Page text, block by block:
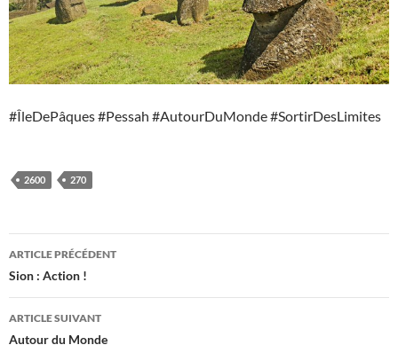
#ÎleDePâques #Pessah #AutourDuMonde #SortirDesLimites
2600 270
Navigation
des
articles
ARTICLE PRÉCÉDENT
Sion : Action !
ARTICLE SUIVANT
Autour du Monde